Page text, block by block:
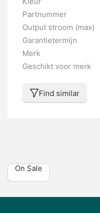
Partnummer
Output stroom (max)
Garantietermijn
Merk
Geschikt voor merk
Find similar
On Sale